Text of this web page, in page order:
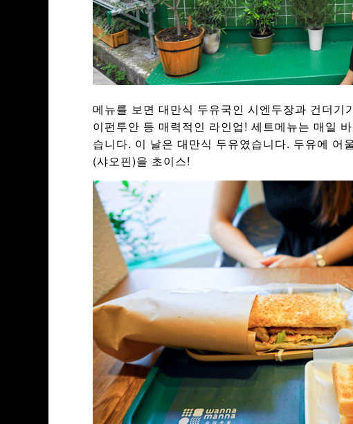
메뉴를 보면 대만식 두유국인 시엔두장과 건더기
이펀투안 등 매력적인 라인업! 세트메뉴는 매일
습니다. 이 날은 대만식 두유였습니다. 두유에 어
(샤오핀)을 초이스!